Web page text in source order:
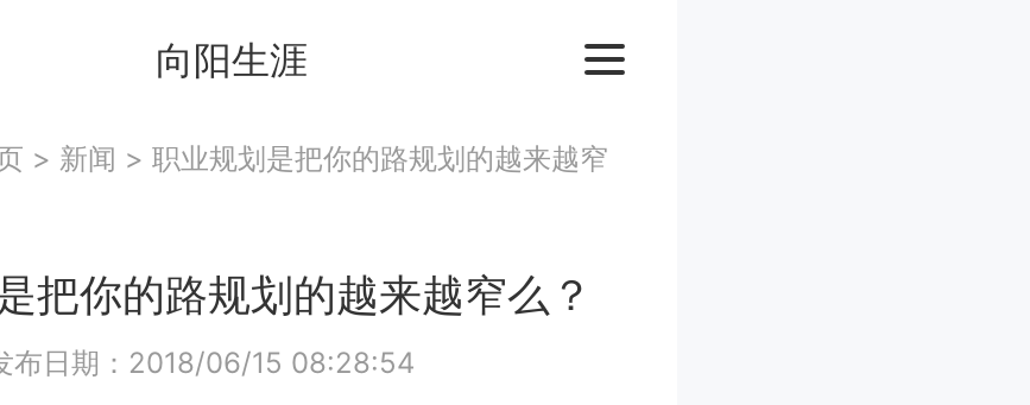
向阳生涯
> 新闻 > 职业规划是把你的路规划的越来越窄
把你的路规划的越来越窄么？
布日期：2018/06/15 08:28:54